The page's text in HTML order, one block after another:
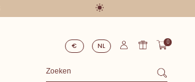
€ NL 0